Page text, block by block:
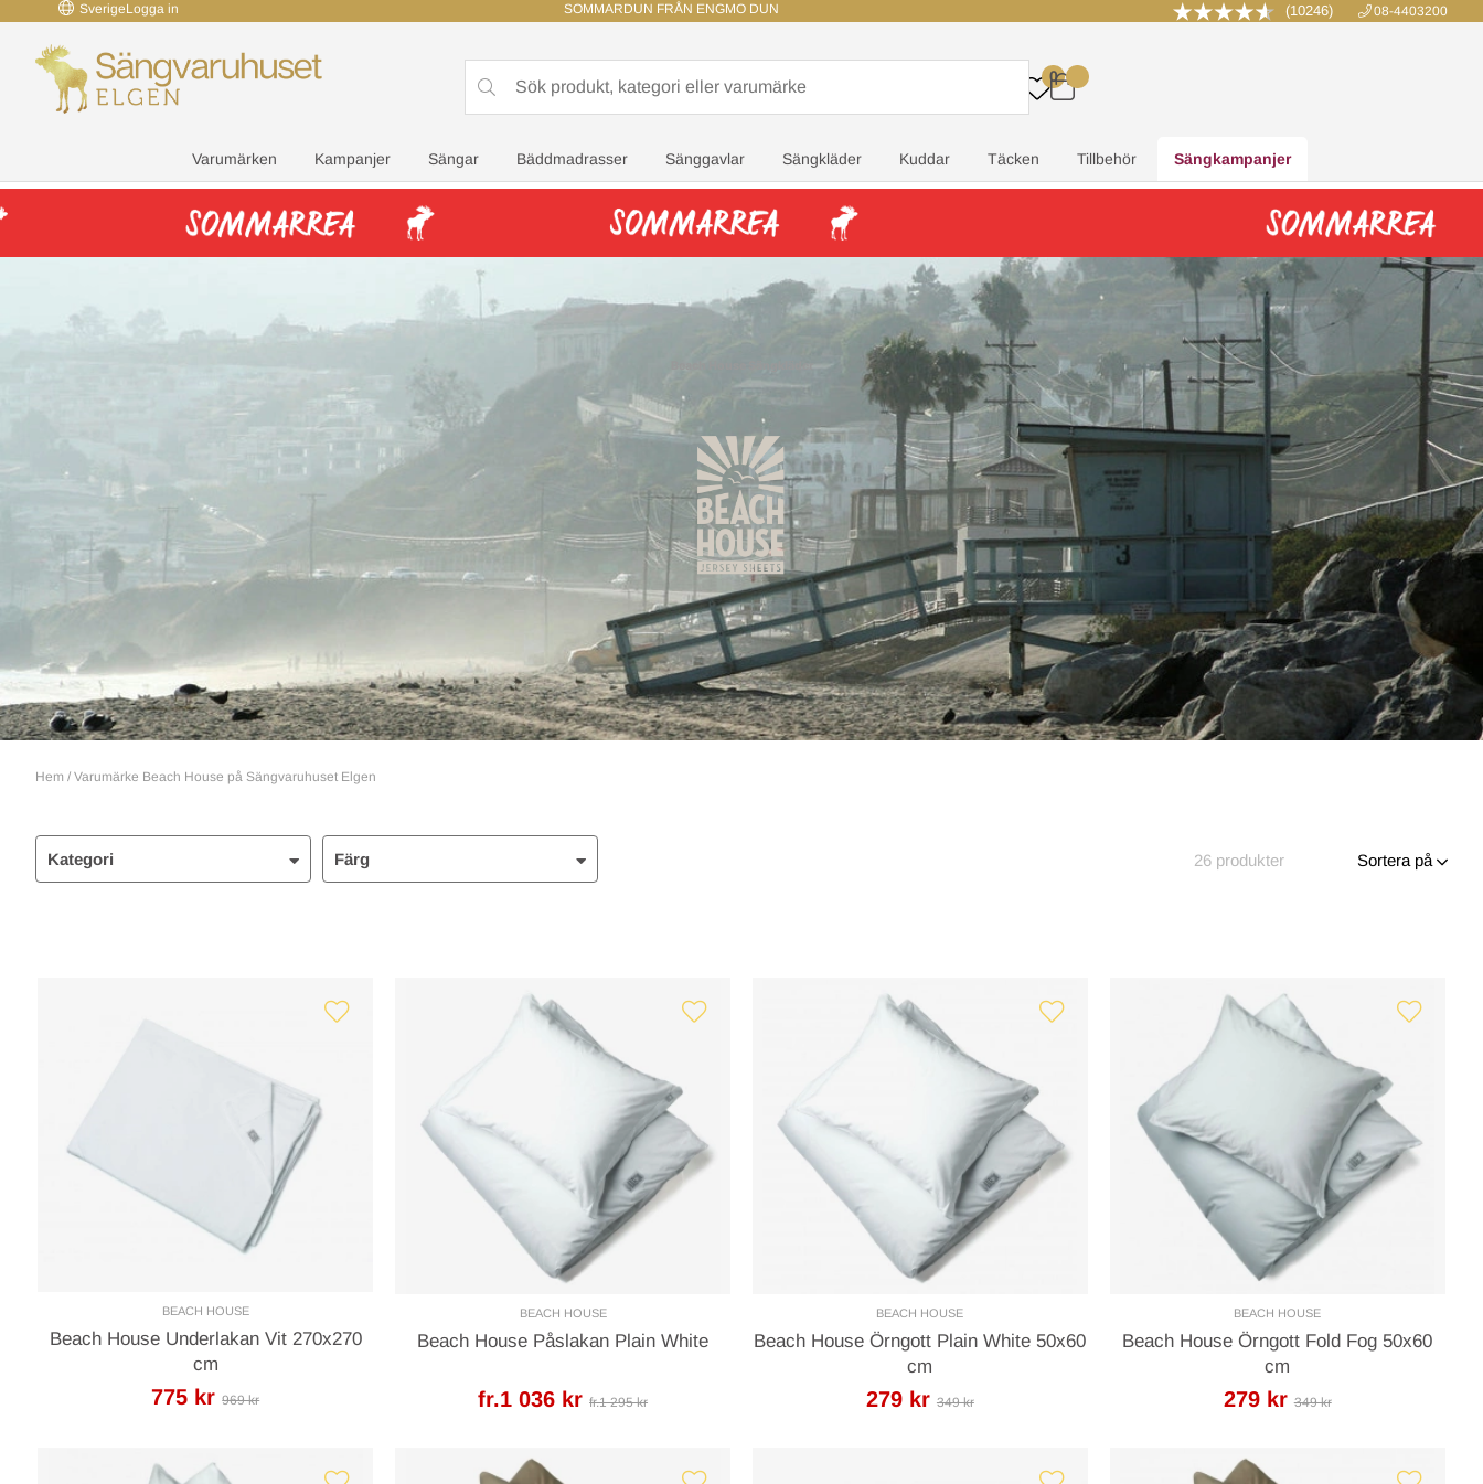
SverigeLogga in SOMMARDUN FRÅN ENGMO DUN (10246) 08-4403200
0
..
Varumärken Kampanjer Sängar Bäddmadrasser Sänggavlar Sängkläder Kuddar Täcken Tillbehör Sängkampanjer
Hem / Varumärke Beach House på Sängvaruhuset Elgen
Kategori Färg 26 produkter Sortera på
BEACH HOUSE
Beach House Underlakan Vit 270x270
cm
775 kr 969 kr
BEACH HOUSE
Beach House Påslakan Plain White
fr.1 036 kr fr.1 295 kr
BEACH HOUSE
Beach House Örngott Plain White 50x60
cm
279 kr 349 kr
BEACH HOUSE
Beach House Örngott Fold Fog 50x60
cm
279 kr 349 kr